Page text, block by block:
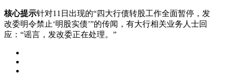
核心提示针对11日出现的“四大行债转股工作全面暂停，发
改委明令禁止‘明股实债’”的传闻，有大行相关业务人士回
应：“谣言，发改委正在处理。”